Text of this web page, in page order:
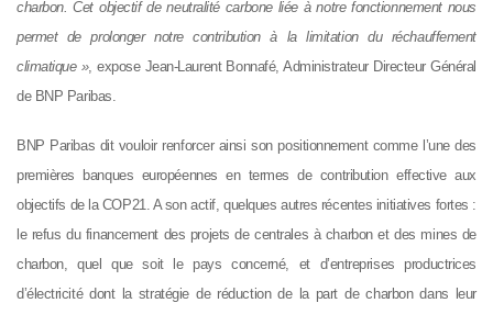
charbon. Cet objectif de neutralité carbone liée à notre fonctionnement nous
permet de prolonger notre contribution à la limitation du réchauffement
climatique », expose Jean-Laurent Bonnafé, Administrateur Directeur Général
de BNP Paribas.
BNP Paribas dit vouloir renforcer ainsi son positionnement comme l’une des
premières banques européennes en termes de contribution effective aux
objectifs de la COP21. A son actif, quelques autres récentes initiatives fortes :
le refus du financement des projets de centrales à charbon et des mines de
charbon, quel que soit le pays concerné, et d’entreprises productrices
d’électricité dont la stratégie de réduction de la part de charbon dans leur